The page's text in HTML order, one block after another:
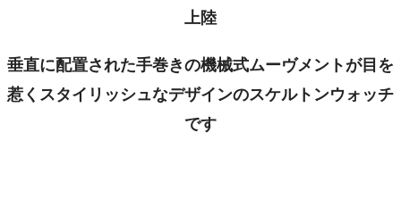
上陸
垂直に配置された手巻きの機械式ムーヴメントが目を
惹くスタイリッシュなデザインのスケルトンウォッチ
です